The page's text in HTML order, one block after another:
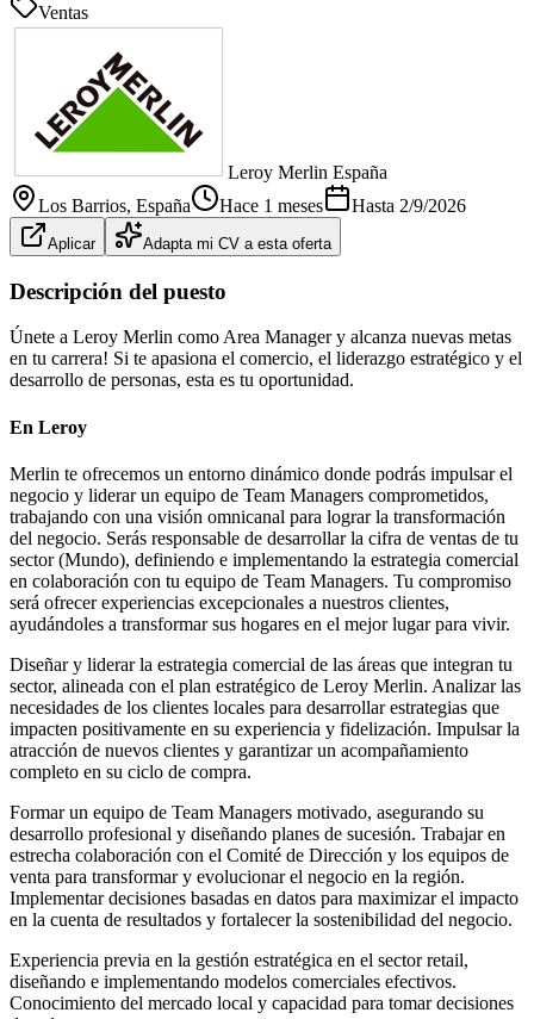
Ventas
Leroy Merlin España
Los Barrios, España Hace 1 meses Hasta 2/9/2026
Aplicar Adapta mi CV a esta oferta
Descripción del puesto
Únete a Leroy Merlin como Area Manager y alcanza nuevas metas
en tu carrera! Si te apasiona el comercio, el liderazgo estratégico y el
desarrollo de personas, esta es tu oportunidad.
En Leroy
Merlin te ofrecemos un entorno dinámico donde podrás impulsar el
negocio y liderar un equipo de Team Managers comprometidos,
trabajando con una visión omnicanal para lograr la transformación
del negocio. Serás responsable de desarrollar la cifra de ventas de tu
sector (Mundo), definiendo e implementando la estrategia comercial
en colaboración con tu equipo de Team Managers. Tu compromiso
será ofrecer experiencias excepcionales a nuestros clientes,
ayudándoles a transformar sus hogares en el mejor lugar para vivir.
Diseñar y liderar la estrategia comercial de las áreas que integran tu
sector, alineada con el plan estratégico de Leroy Merlin. Analizar las
necesidades de los clientes locales para desarrollar estrategias que
impacten positivamente en su experiencia y fidelización. Impulsar la
atracción de nuevos clientes y garantizar un acompañamiento
completo en su ciclo de compra.
Formar un equipo de Team Managers motivado, asegurando su
desarrollo profesional y diseñando planes de sucesión. Trabajar en
estrecha colaboración con el Comité de Dirección y los equipos de
venta para transformar y evolucionar el negocio en la región.
Implementar decisiones basadas en datos para maximizar el impacto
en la cuenta de resultados y fortalecer la sostenibilidad del negocio.
Experiencia previa en la gestión estratégica en el sector retail,
diseñando e implementando modelos comerciales efectivos.
Conocimiento del mercado local y capacidad para tomar decisiones